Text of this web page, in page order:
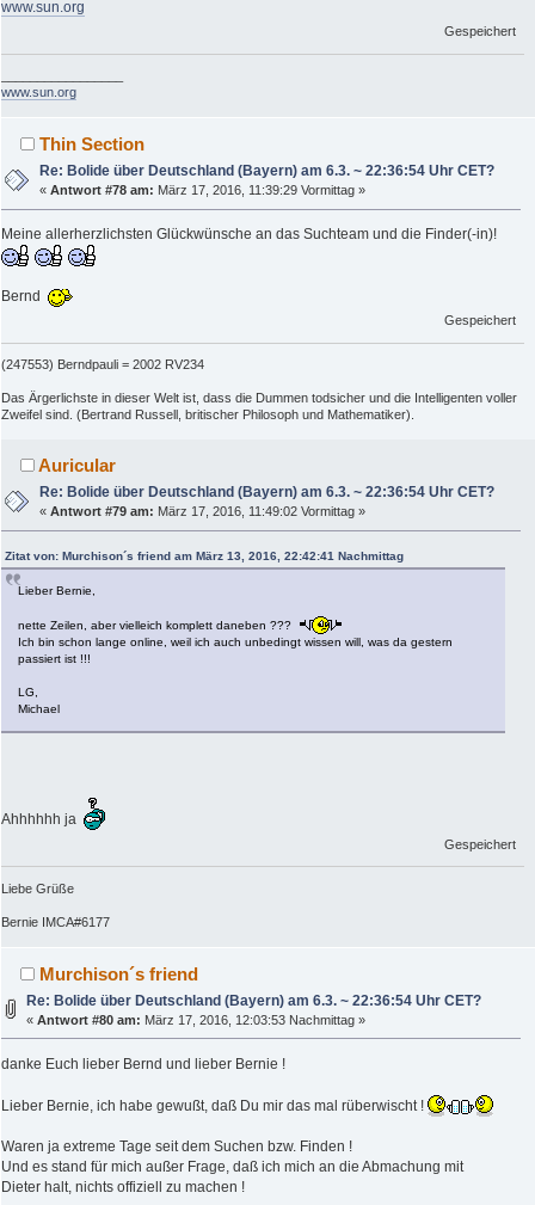
www.sun.org
Gespeichert
www.sun.org
Thin Section
Re: Bolide über Deutschland (Bayern) am 6.3. ~ 22:36:54 Uhr CET?
«Antwort #78 am: März 17, 2016, 11:39:29 Vormittag »
Meine allerherzlichsten Glückwünsche an das Suchteam und die Finder(-in)!
Bernd
Gespeichert
(247553) Berndpauli = 2002 RV234
Das Ärgerlichste in dieser Welt ist, dass die Dummen todsicher und die Intelligenten voller
Zweifel sind. (Bertrand Russell, britischer Philosoph und Mathematiker).
Auricular
Re: Bolide über Deutschland (Bayern) am 6.3. ~ 22:36:54 Uhr CET?
«Antwort #79 am: März 17, 2016, 11:49:02 Vormittag »
Zitat von: Murchison´s friend am März 13, 2016, 22:42:41 Nachmittag
Lieber Bernie,
nette Zeilen, aber vielleich komplett daneben ???
Ich bin schon lange online, weil ich auch unbedingt wissen will, was da gestern
passiert ist !!!
LG,
Michael
Ahhhhhh ja
Gespeichert
Liebe Grüße
Bernie IMCA#6177
Murchison´s friend
Re: Bolide über Deutschland (Bayern) am 6.3. ~ 22:36:54 Uhr CET?
«Antwort #80 am: März 17, 2016, 12:03:53 Nachmittag »
danke Euch lieber Bernd und lieber Bernie !
Lieber Bernie, ich habe gewußt, daß Du mir das mal rüberwischt !
Waren ja extreme Tage seit dem Suchen bzw. Finden !
Und es stand für mich außer Frage, daß ich mich an die Abmachung mit
Dieter halt, nichts offiziell zu machen !